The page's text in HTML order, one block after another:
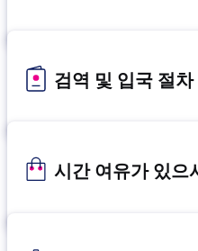
검역 및 입국 절차
시간 여유가 있